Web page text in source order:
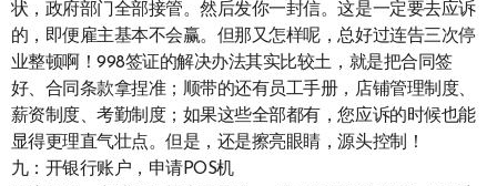
状，政府部门全部接管。然后发你一封信。这是一定要去应诉
的，即便雇主基本不会赢。但那又怎样呢，总好过连告三次停
业整顿啊！998签证的解决办法其实比较土，就是把合同签
好、合同条款拿捏准；顺带的还有员工手册，店铺管理制度、
薪资制度、考勤制度；如果这些全部都有，您应诉的时候也能
显得更理直气壮点。但是，还是擦亮眼睛，源头控制！
九：开银行账户，申请POS机